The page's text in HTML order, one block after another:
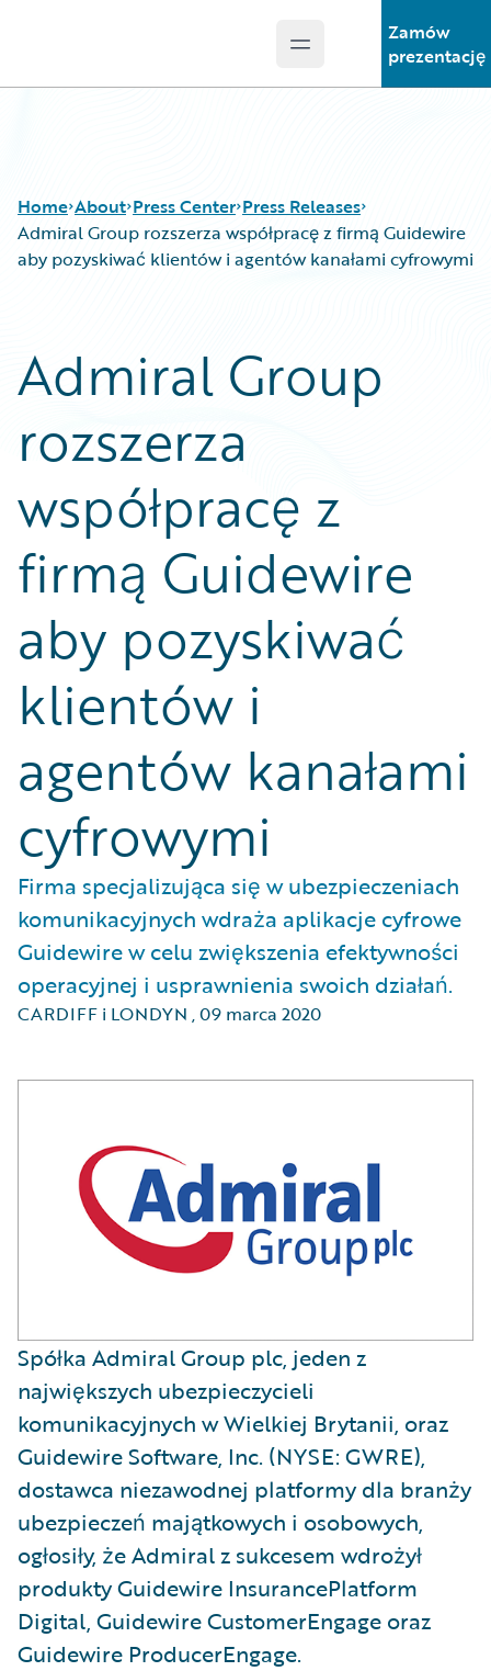
Open main menu
Zamów
prezentację
Home About Press Center Press Releases
Admiral Group rozszerza współpracę z firmą Guidewire
aby pozyskiwać klientów i agentów kanałami cyfrowymi
Admiral Group
rozszerza
współpracę z
firmą Guidewire
aby pozyskiwać
klientów i
agentów kanałami
cyfrowymi
Firma specjalizująca się w ubezpieczeniach
komunikacyjnych wdraża aplikacje cyfrowe
Guidewire w celu zwiększenia efektywności
operacyjnej i usprawnienia swoich działań.
CARDIFF i LONDYN ,09 marca 2020
Spółka Admiral Group plc, jeden z
największych ubezpieczycieli
komunikacyjnych w Wielkiej Brytanii, oraz
Guidewire Software, Inc. (NYSE: GWRE),
dostawca niezawodnej platformy dla branży
ubezpieczeń majątkowych i osobowych,
ogłosiły, że Admiral z sukcesem wdrożył
produkty Guidewire InsurancePlatform
Digital, Guidewire CustomerEngage oraz
Guidewire ProducerEngage.